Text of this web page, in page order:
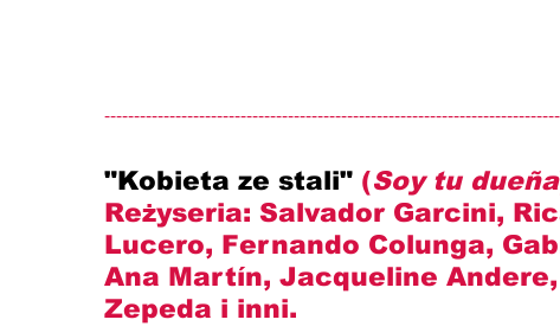
"Kobieta ze stali" (Soy tu dueña
Reżyseria: Salvador Garcini,
Lucero, Fernando Colunga,
Ana Martín, Jacqueline
Zepeda i inni.